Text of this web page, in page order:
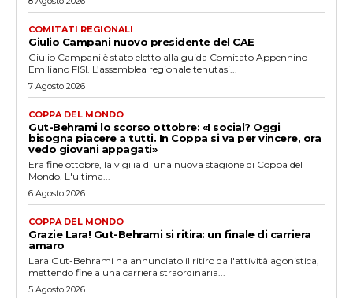
COMITATI REGIONALI
Giulio Campani nuovo presidente del CAE
Giulio Campani è stato eletto alla guida Comitato Appennino
Emiliano FISI. L’assemblea regionale tenutasi...
7 Agosto 2026
COPPA DEL MONDO
Gut-Behrami lo scorso ottobre: «I social? Oggi
bisogna piacere a tutti. In Coppa si va per vincere, ora
vedo giovani appagati»
Era fine ottobre, la vigilia di una nuova stagione di Coppa del
Mondo. L'ultima...
6 Agosto 2026
COPPA DEL MONDO
Grazie Lara! Gut-Behrami si ritira: un finale di carriera
amaro
Lara Gut-Behrami ha annunciato il ritiro dall'attività agonistica,
mettendo fine a una carriera straordinaria...
5 Agosto 2026